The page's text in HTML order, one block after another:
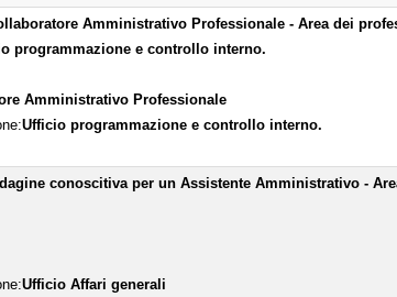
Amministrativo Professionale - Area dei
programmazione e controllo interno.
Amministrativo Professionale
Ufficio programmazione e controllo interno.
conoscitiva per un Assistente Amministrativo -
Ufficio Affari generali